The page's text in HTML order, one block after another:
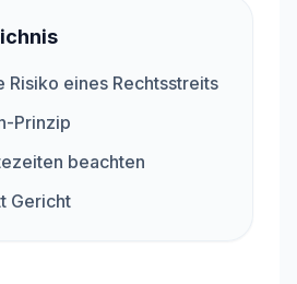
Risiko eines Rechtsstreits
Prinzip
beachten
Gericht